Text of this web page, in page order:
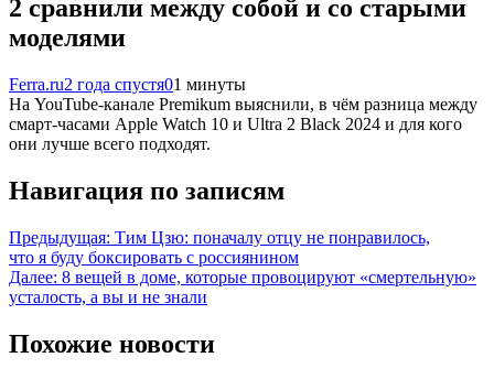
2 сравнили между собой и со старыми
моделями
Ferra.ru2 года спустя01 минуты
На YouTube-канале Premikum выяснили, в чём разница между
смарт-часами Apple Watch 10 и Ultra 2 Black 2024 и для кого
они лучше всего подходят.
Навигация по записям
Предыдущая: Тим Цзю: поначалу отцу не понравилось,
что я буду боксировать с россиянином
Далее: 8 вещей в доме, которые провоцируют «смертельную»
усталость, а вы и не знали
Похожие новости